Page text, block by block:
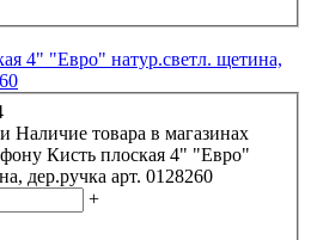
4" "Евро" натур.светл. щетина,
Наличие товара в магазинах
Кисть плоская 4" "Евро"
натур.светл. щетина, дер.ручка арт. 0128260
+